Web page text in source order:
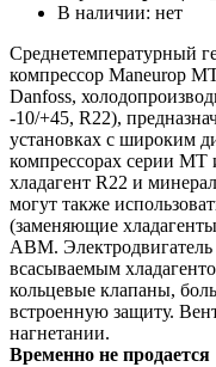
В наличии: нет
Среднетемпературный
компрессор Maneurop
Danfoss,
-10/+45, R22),
установках с широким
компрессорах серии МТ
хладагент R22 и
могут также
(заменяющие
АВМ. Электродвигатель
всасываемым
кольцевые клапаны,
встроенную защиту.
нагнетании.
Временно не продается